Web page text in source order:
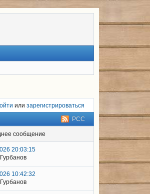
или зарегистрироваться
РСС
сообщение
20:03:15
10:42:32